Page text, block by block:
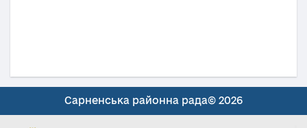
Сарненська районна рада© 2026